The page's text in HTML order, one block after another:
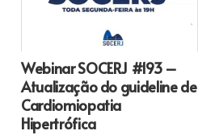
Webinar SOCERJ #193 –
Atualização do guideline de
Cardiomiopatia
Hipertrófica